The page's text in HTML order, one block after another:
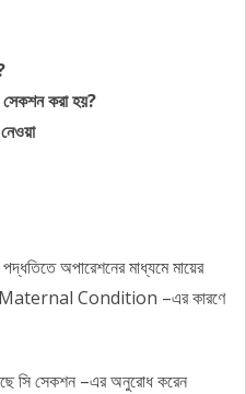
সেকশন করা হয়?
অপারেশনের মাধ্যমে মায়ের
Maternal Condition –এর কারণে
সি সেকশন –এর অনুরোধ করেন